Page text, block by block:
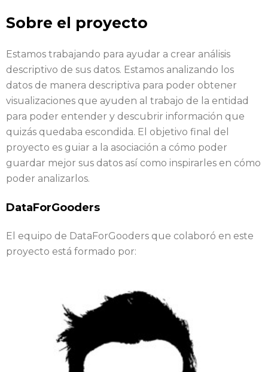
Sobre el proyecto
Estamos trabajando para ayudar a crear análisis
descriptivo de sus datos. Estamos analizando los
datos de manera descriptiva para poder obtener
visualizaciones que ayuden al trabajo de la entidad
para poder entender y descubrir información que
quizás quedaba escondida. El objetivo final del
proyecto es guiar a la asociación a cómo poder
guardar mejor sus datos así como inspirarles en cómo
poder analizarlos.
DataForGooders
El equipo de DataForGooders que colaboró en este
proyecto está formado por: